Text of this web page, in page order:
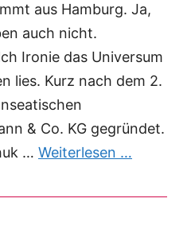
aus Hamburg. Ja,
auch nicht.
Ironie das Universum
lies. Kurz nach dem 2.
& Co. KG gegründet.
… Weiterlesen …